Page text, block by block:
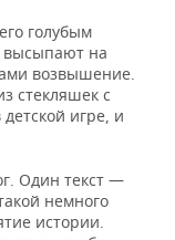
голубым
высыпают на
возвышение.
стекляшек с
игре, и
Один текст —
немного
истории.